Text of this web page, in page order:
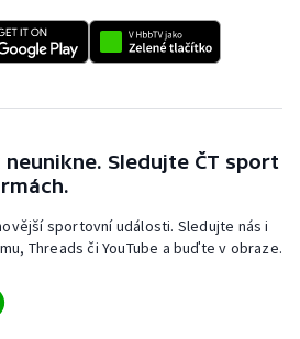
Sledujte ČT sport
sportovní události. Sledujte nás i
Threads či YouTube a buďte v obraze.